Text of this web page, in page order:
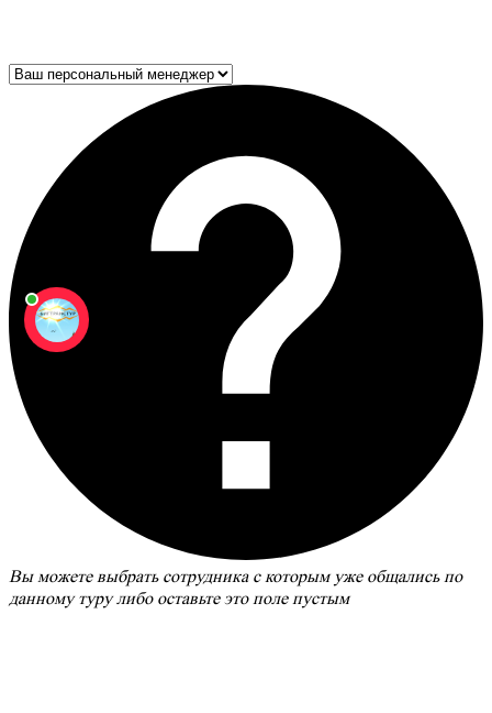
Вы можете выбрать сотрудника с которым уже общались по
данному туру либо оставьте это поле пустым